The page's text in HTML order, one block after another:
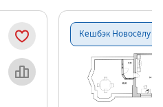
Кешбэк Новосёлу